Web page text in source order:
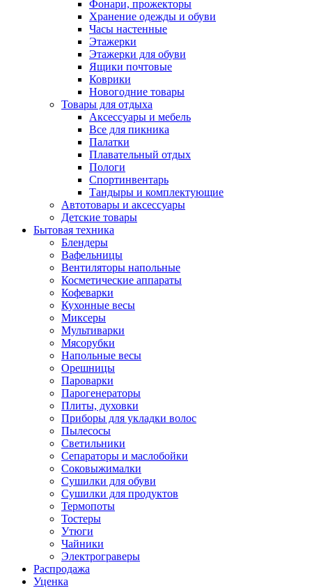
Фонари, прожекторы
Хранение одежды и обуви
Часы настенные
Этажерки
Этажерки для обуви
Ящики почтовые
Коврики
Новогодние товары
Товары для отдыха
Аксессуары и мебель
Все для пикника
Палатки
Плавательный отдых
Пологи
Спортинвентарь
Тандыры и комплектующие
Автотовары и аксессуары
Детские товары
Бытовая техника
Блендеры
Вафельницы
Вентиляторы напольные
Косметические аппараты
Кофеварки
Кухонные весы
Миксеры
Мультиварки
Мясорубки
Напольные весы
Орешницы
Пароварки
Парогенераторы
Плиты, духовки
Приборы для укладки волос
Пылесосы
Светильники
Сепараторы и маслобойки
Соковыжималки
Сушилки для обуви
Сушилки для продуктов
Термопоты
Тостеры
Утюги
Чайники
Электрограверы
Распродажа
Уценка